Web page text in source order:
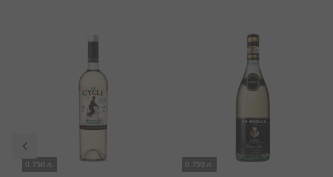
0.750 л. 0.750 л.